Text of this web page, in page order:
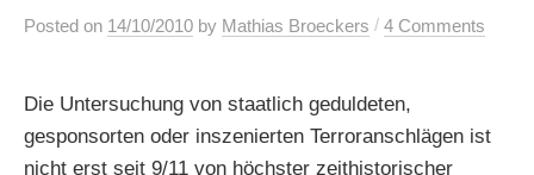
Posted on 14/10/2010 by Mathias Broeckers / 4 Comments
Die Untersuchung von staatlich geduldeten,
gesponsorten oder inszenierten Terroranschlägen ist
nicht erst seit 9/11 von höchster zeithistorischer